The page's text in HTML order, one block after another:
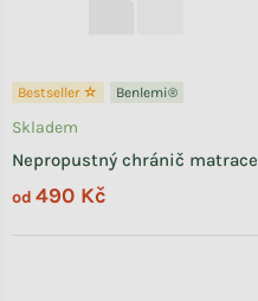
Bestseller ☆ Benlemi®
Nepropustný chránič matrace
Skladem
od 490 Kč